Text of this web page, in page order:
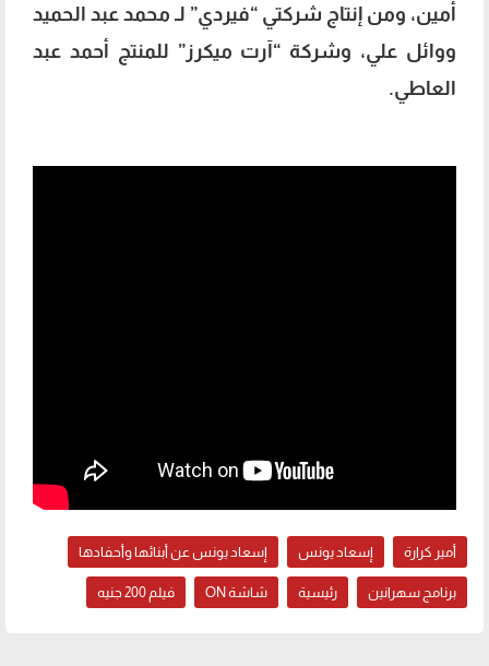
أمين، ومن إنتاج شركتي “فيردي” لـ محمد عبد الحميد
ووائل علي، وشركة “آرت ميكرز” للمنتج أحمد عبد
العاطي.
أمير كرارة إسعاد يونس إسعاد يونس عن أبنائها وأحفادها
برنامج سهرانين رئيسية شاشة ON فيلم 200 جنيه